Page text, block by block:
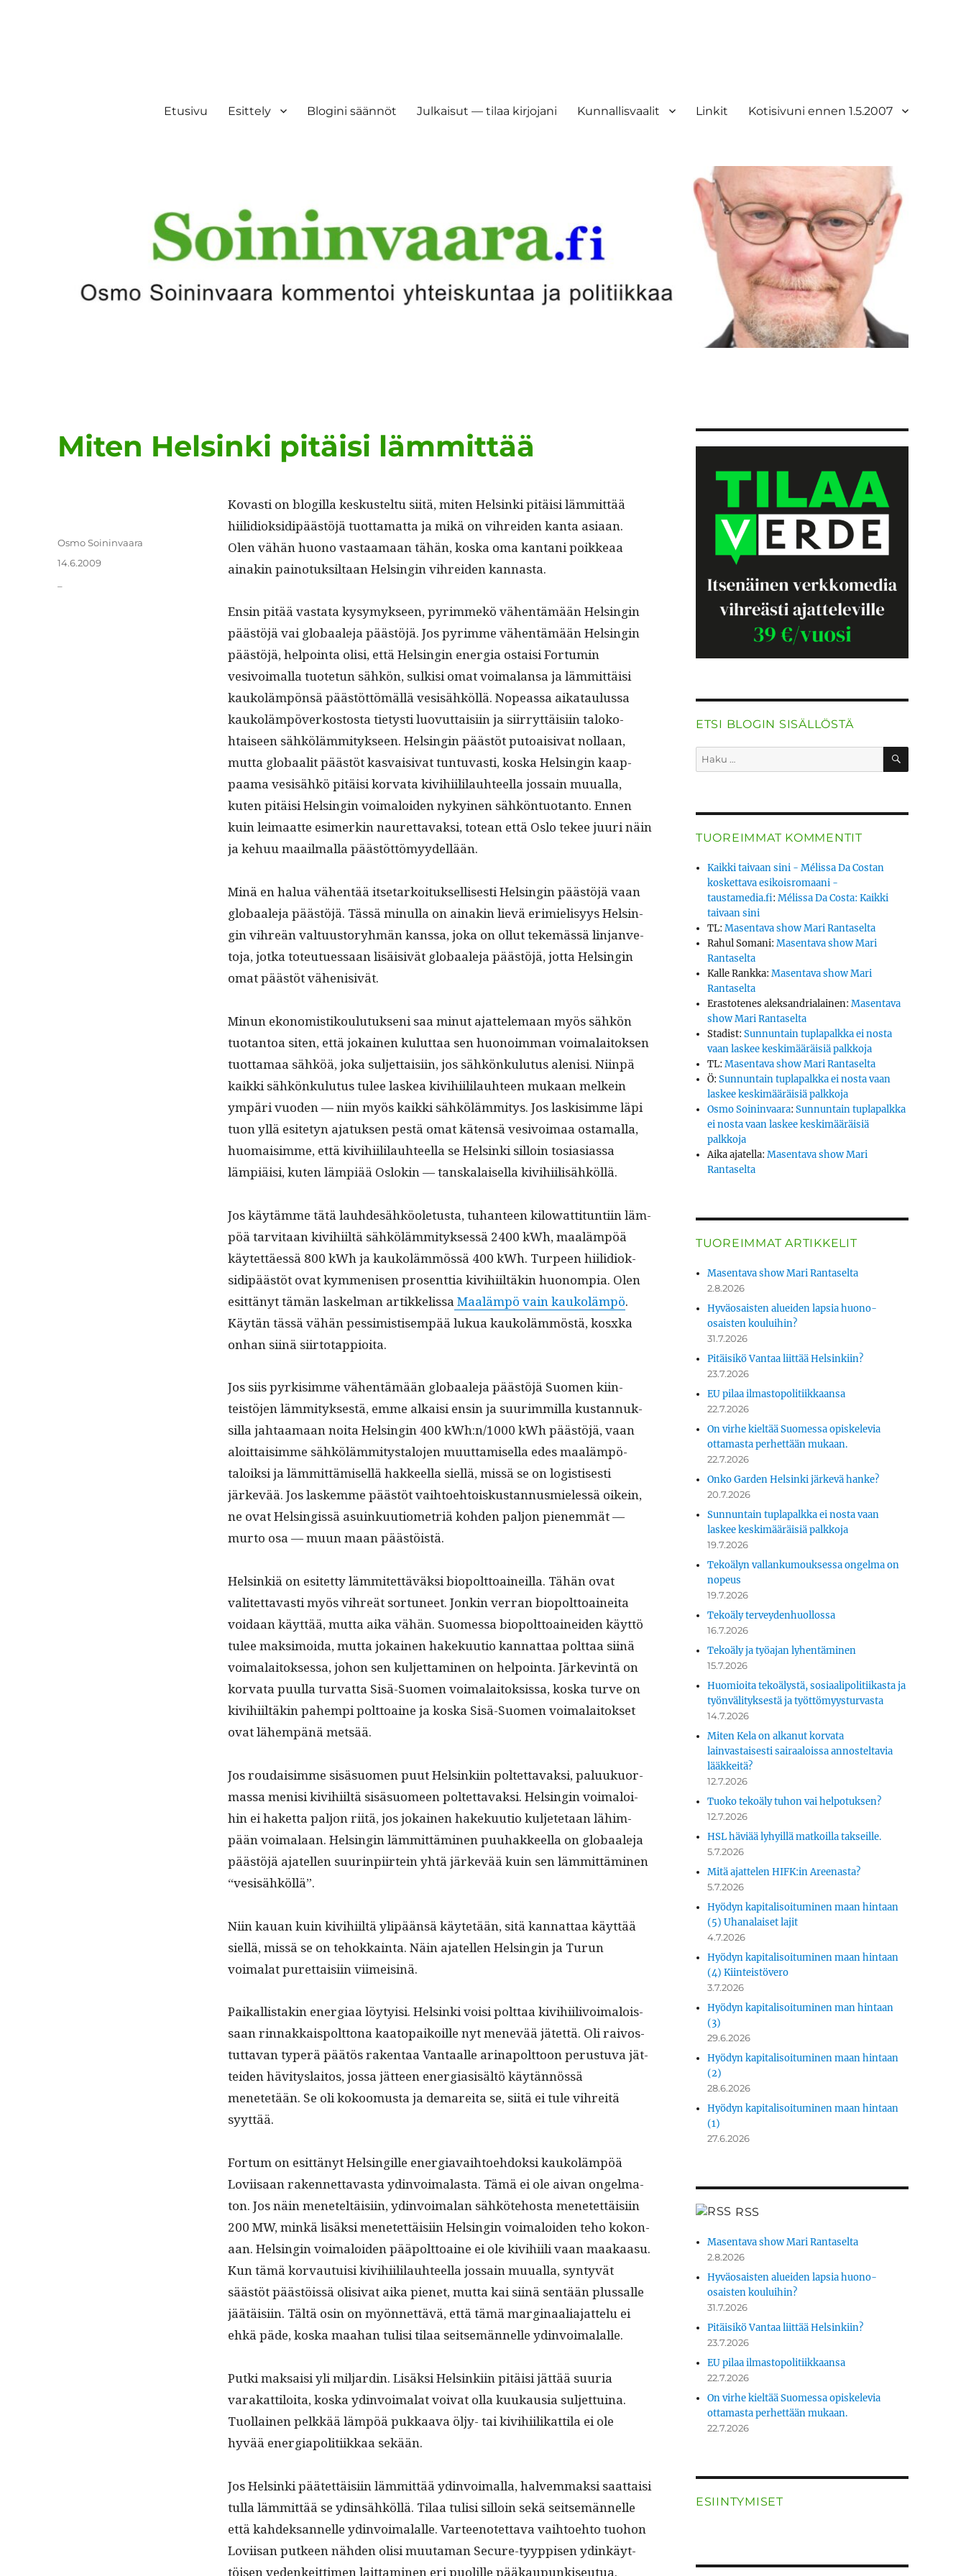
Etusivu Esittely Blogini säännöt Julkaisut — tilaa kirjojani Kunnallisvaalit Linkit Kotisivuni ennen 1.5.2007
Miten Helsinki pitäisi lämmittää
Kovasti on blogilla keskustel­tu siitä, miten Helsin­ki pitäisi läm­mit­tää
hiilid­iok­sidipäästöjä tuot­ta­mat­ta ja mikä on vihrei­den kan­ta asi­aan.
Olen vähän huono vas­taa­maan tähän, kos­ka oma kan­tani poikkeaa
ainakin pain­o­tuk­sil­taan Helsin­gin vihrei­den kannasta.
Ensin pitää vas­ta­ta kysymyk­seen, pyrim­mekö vähen­tämään Helsin­gin
päästöjä vai globaale­ja päästöjä. Jos pyrimme vähen­tämään Helsin­gin
päästöjä, hel­poin­ta olisi, että Helsin­gin ener­gia ostaisi For­tu­min
vesivoimal­la tuote­tun sähkön, sulk­isi omat voimalansa ja läm­mit­täisi
kaukoläm­pön­sä päästöt­tömäl­lä vesisähköl­lä. Nopeas­sa aikataulus­sa
kaukoläm­pöverkos­tos­ta tietysti luovut­taisi­in ja siir­ryt­täisi­in taloko­
htaiseen sähköläm­mi­tyk­seen. Helsin­gin päästöt putoaisi­vat nol­laan,
mut­ta globaalit päästöt kas­vaisi­vat tun­tu­vasti, kos­ka Helsin­gin kaap­
paa­ma vesisähkö pitäisi kor­va­ta kivi­hi­ililauh­teel­la jos­sain muual­la,
kuten pitäisi Helsin­gin voimaloiden nykyi­nen sähkön­tuotan­to. Ennen
kuin leimaat­te esimerkin nau­ret­tavak­si, totean että Oslo tekee juuri näin
ja kehuu maail­mal­la päästöttömyydellään.
Minä en halua vähen­tää itse­tarkoituk­sel­lis­es­ti Helsin­gin päästöjä vaan
globaale­ja päästöjä. Tässä min­ul­la on ainakin lievä erim­ielisyys Helsin­
gin vihreän val­tu­us­to­ryh­män kanssa, joka on ollut tekemässä lin­jan­ve­
to­ja, jot­ka toteutues­saan lisäi­sivät globaale­ja päästöjä, jot­ta Helsin­gin
omat päästöt vähenisivät.
Min­un ekon­o­mistik­oulu­tuk­seni saa min­ut ajat­tele­maan myös sähkön
tuotan­toa siten, että jokainen kulut­taa sen huonoim­man voimalaitok­sen
tuot­ta­maa sähköä, joka sul­jet­taisi­in, jos sähkönku­lu­tus alenisi. Niin­pä
kaik­ki sähkönku­lu­tus tulee laskea kivi­hi­ililauh­teen mukaan melkein
ympäri vuo­den — niin myös kaik­ki sähköläm­mi­tys. Jos lask­isimme läpi
tuon yllä esite­tyn ajatuk­sen pestä omat käten­sä vesivoimaa osta­mal­la,
huo­maisimme, että kivi­hi­ililauh­teel­la se Helsin­ki sil­loin tosi­asi­as­sa
lämpiäisi, kuten lämpiää Oslokin — tan­skalaisel­la kivihiilisähköllä.
Jos käytämme tätä lauhdesähköo­le­tus­ta, tuhanteen kilo­wat­ti­tun­ti­in läm­
pöä tarvi­taan kivi­hi­iltä sähköläm­mi­tyk­sessä 2400 kWh, maaläm­pöä
käytet­täessä 800 kWh ja kaukoläm­mössä 400 kWh. Turpeen hiilid­iok­
sidipäästöt ovat kym­menisen pros­ent­tia kivi­hi­iltäkin huonom­pia. Olen
esit­tänyt tämän laskel­man artikke­lis­sa Maaläm­pö vain kaukoläm­pö.
Käytän tässä vähän pes­simistisem­pää lukua kaukoläm­möstä, kosx­ka
onhan siinä siirtotappioita.
Jos siis pyrk­isimme vähen­tämään globaale­ja päästöjä Suomen kiin­
teistö­jen läm­mi­tyk­ses­tä, emme alka­isi ensin ja suurim­mil­la kus­tan­nuk­
sil­la jah­taa­maan noi­ta Helsin­gin 400 kWh:n/1000 kWh päästöjä, vaan
aloit­taisimme sähköläm­mi­tys­talo­jen muut­tamisel­la edes maaläm­pö­
taloik­si ja läm­mit­tämisel­lä hak­keel­la siel­lä, mis­sä se on logis­tis­es­ti
järkevää. Jos laskemme päästöt vai­h­toe­htoiskus­tan­nus­mielessä oikein,
ne ovat Helsingis­sä asuinkuu­tiometriä kohden paljon pienem­mät —
mur­to osa — muun maan päästöistä.
Helsinkiä on esitet­ty läm­mitet­täväk­si biopolt­toaineil­la. Tähän ovat
valitet­tavasti myös vihreät sor­tuneet. Jonkin ver­ran biopolt­toainei­ta
voidaan käyt­tää, mut­ta aika vähän. Suomes­sa biopolt­toainei­den käyt­tö
tulee mak­si­moi­da, mut­ta jokainen hakekuu­tio kan­nat­taa polt­taa siinä
voimalaitok­ses­sa, johon sen kul­jet­ta­mi­nen on hel­poin­ta. Järkev­in­tä on
kor­va­ta puul­la tur­vat­ta Sisä-Suomen voimalaitok­sis­sa, kos­ka turve on
kivi­hi­iltäkin pahempi polt­toaine ja kos­ka Sisä-Suomen voimalaitok­set
ovat lähempänä metsää.
Jos roudaisimme sisä­suomen puut Helsinki­in poltet­tavak­si, paluukuor­
mas­sa menisi kivi­hi­iltä sisä­suomeen poltet­tavak­si. Helsin­gin voimaloi­
hin ei haket­ta paljon riitä, jos jokainen hakekuu­tio kul­jete­taan lähim­
pään voimalaan. Helsin­gin läm­mit­tämi­nen puuhak­keel­la on globaale­ja
päästöjä ajatellen suur­in­pi­irtein yhtä järkevää kuin sen läm­mit­tämi­nen
“vesisähköl­lä”.
Niin kauan kuin kivi­hi­iltä ylipään­sä käytetään, sitä kan­nat­taa käyt­tää
siel­lä, mis­sä se on tehokkain­ta. Näin ajatellen Helsin­gin ja Turun
voimalat puret­taisi­in viimeisinä.
Paikallis­takin ener­giaa löy­ty­isi. Helsin­ki voisi polt­taa kivi­hi­ilivoimalois­
saan rin­nakkaispolt­tona kaatopaikoille nyt menevää jätet­tä. Oli raivos­
tut­ta­van type­rä päätös rak­en­taa Van­taalle ari­napolt­toon perus­tu­va jät­
tei­den hävi­tys­laitos, jos­sa jät­teen ener­gia­sisältö käytän­nössä
menetetään. Se oli kokoomus­ta ja demare­i­ta se, siitä ei tule vihre­itä
syyttää.
For­tum on esit­tänyt Helsingille ener­giavai­h­toe­hdok­si kaukoläm­pöä
Lovi­isaan raken­net­tavas­ta ydin­voimalas­ta. Tämä ei ole aivan ongel­ma­
ton. Jos näin meneteltäisi­in, ydin­voimalan sähköte­hos­ta menetet­täisi­in
200 MW, minkä lisäk­si menetet­täisi­in Helsin­gin voimaloiden teho kokon­
aan. Helsin­gin voimaloiden pääpolt­toaine ei ole kivi­hi­ili vaan maakaa­su.
Kun tämä kor­vau­tu­isi kivi­hi­ililauh­teel­la jos­sain muual­la, syn­tyvät
säästöt päästöis­sä oli­si­vat aika pienet, mut­ta kai siinä sen­tään plus­salle
jäätäisi­in. Tältä osin on myön­net­tävä, että tämä mar­gin­aali­a­jat­telu ei
ehkä päde, kos­ka maa­han tulisi tilaa seit­semän­nelle ydinvoimalalle.
Put­ki mak­saisi yli mil­jardin. Lisäk­si Helsinki­in pitäisi jät­tää suuria
varakat­tiloi­ta, kos­ka ydin­voimalat voivat olla kuukau­sia sul­jet­tuina.
Tuol­lainen pelkkää läm­pöä pukkaa­va öljy- tai kivi­hi­ilikat­ti­la ei ole
hyvää ener­giapoli­ti­ikkaa sekään.
Jos Helsin­ki päätet­täisi­in läm­mit­tää ydin­voimal­la, halvem­mak­si saat­taisi
tul­la läm­mit­tää se ydin­sähköl­lä. Tilaa tulisi sil­loin sekä seit­semän­nelle
että kahdek­san­nelle ydin­voimalalle. Var­teenotet­ta­va vai­h­toe­hto tuo­hon
Lovi­isan put­keen näh­den olisi muu­ta­man Secure-tyyp­pisen ydinkäyt­
töisen vedenkeit­ti­men lait­ta­mi­nen eri puo­lille pääkaupunkiseutua.
Kirjoittaja
Osmo Soininvaara
Julkaistu
14.6.2009
ETSI BLOGIN SISÄLLÖSTÄ
Etsi: HAKU
TUOREIMMAT KOMMENTIT
Kaikki taivaan sini - Mélissa Da Costan
koskettava esikoisromaani -
taustamedia.fi:Mélissa Da Costa: Kaikki
taivaan sini
TL:Masentava show Mari Rantaselta
Rahul Somani:Masentava show Mari
Rantaselta
Kalle Rankka:Masentava show Mari
Rantaselta
Erastotenes aleksandrialainen:Masentava
show Mari Rantaselta
Stadist:Sunnuntain tuplapalkka ei nosta
vaan laskee keskimääräisiä palkkoja
TL:Masentava show Mari Rantaselta
Ö:Sunnuntain tuplapalkka ei nosta vaan
laskee keskimääräisiä palkkoja
Osmo Soininvaara:Sunnuntain tuplapalkka
ei nosta vaan laskee keskimääräisiä
palkkoja
Aika ajatella:Masentava show Mari
Rantaselta
TUOREIMMAT ARTIKKELIT
Masentava show Mari Rantaselta
2.8.2026
Hyväosaisten alueiden lapsia huono-
osaisten kouluihin?
31.7.2026
Pitäisikö Vantaa liittää Helsinkiin?
23.7.2026
EU pilaa ilmastopolitiikkaansa
22.7.2026
On virhe kieltää Suomessa opiskelevia
ottamasta perhettään mukaan.
22.7.2026
Onko Garden Helsinki järkevä hanke?
20.7.2026
Sunnuntain tuplapalkka ei nosta vaan
laskee keskimääräisiä palkkoja
19.7.2026
Tekoälyn vallankumouksessa ongelma on
nopeus
19.7.2026
Tekoäly terveydenhuollossa
16.7.2026
Tekoäly ja työajan lyhentäminen
15.7.2026
Huomioita tekoälystä, sosiaalipolitiikasta ja
työnvälityksestä ja työttömyysturvasta
14.7.2026
Miten Kela on alkanut korvata
lainvastaisesti sairaaloissa annosteltavia
lääkkeitä?
12.7.2026
Tuoko tekoäly tuhon vai helpotuksen?
12.7.2026
HSL häviää lyhyillä matkoilla takseille.
5.7.2026
Mitä ajattelen HIFK:in Areenasta?
5.7.2026
Hyödyn kapitalisoituminen maan hintaan
(5) Uhanalaiset lajit
4.7.2026
Hyödyn kapitalisoituminen maan hintaan
(4) Kiinteistövero
3.7.2026
Hyödyn kapitalisoituminen man hintaan
(3)
29.6.2026
Hyödyn kapitalisoituminen maan hintaan
(2)
28.6.2026
Hyödyn kapitalisoituminen maan hintaan
(1)
27.6.2026
RSS
Masentava show Mari Rantaselta
2.8.2026
Hyväosaisten alueiden lapsia huono-
osaisten kouluihin?
31.7.2026
Pitäisikö Vantaa liittää Helsinkiin?
23.7.2026
EU pilaa ilmastopolitiikkaansa
22.7.2026
On virhe kieltää Suomessa opiskelevia
ottamasta perhettään mukaan.
22.7.2026
ESIINTYMISET